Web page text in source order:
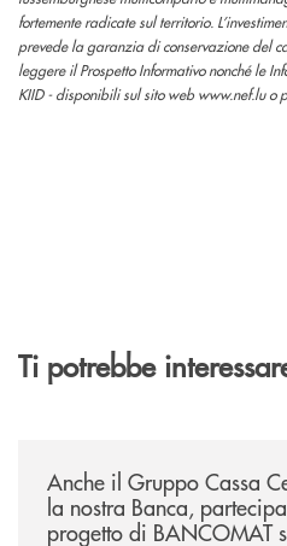
fortemente radicate sul territorio.
prevede la garanzia di conservazione del
leggere il Prospetto Informativo nonché le
KIID - disponibili sul sito web www.nef.lu o
Ti potrebbe
Anche il Gruppo Cassa
la nostra Banca,
progetto di BANCOMAT